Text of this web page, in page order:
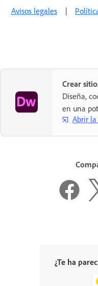
Avisos legales |
Crear
Diseña,
en una
Abrir
¿Te ha